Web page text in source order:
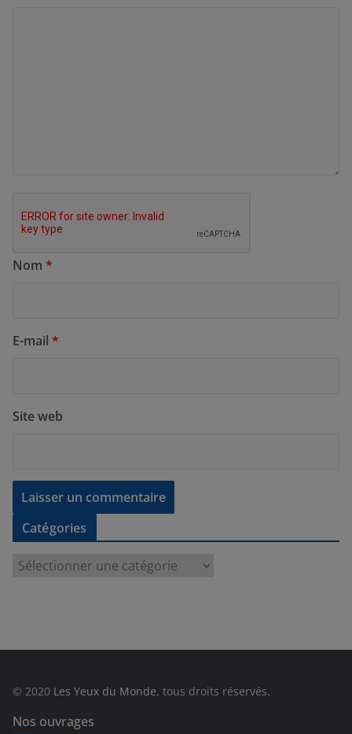
Nom *
E-mail *
Site web
Catégories
e
© 2020 Les Yeux du Monde, tous droits réservés.
Nos ouvrages